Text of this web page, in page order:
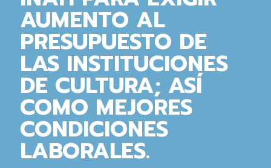
AUMENTO AL
PRESUPUESTO DE
LAS INSTITUCIONES
DE CULTURA; ASÍ
COMO MEJORES
CONDICIONES
LABORALES.